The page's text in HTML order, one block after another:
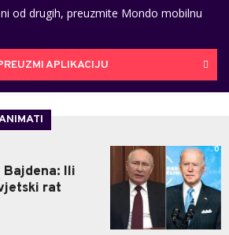
od drugih, preuzmite Mondo mobilnu
APLIKACIJU
Ili
rat
0